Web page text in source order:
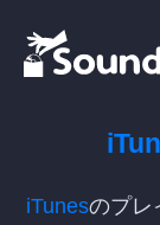
iTunesのプレ